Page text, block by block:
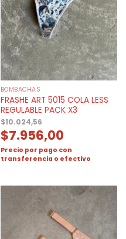
BOMBACHAS
FRASHE ART 5015 COLA LESS
REGULABLE PACK X3
$10.024,56
$7.956,00
Precio por pago con
transferencia o efectivo